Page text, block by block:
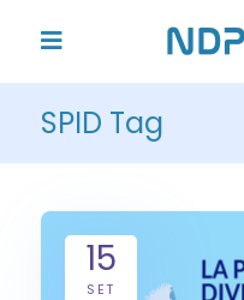
SPID Tag
15
SET